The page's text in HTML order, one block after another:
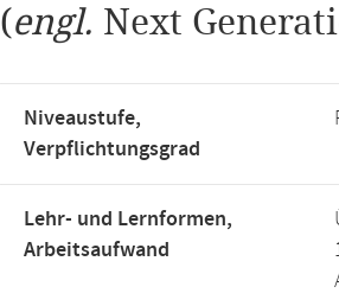
(engl. Next
Niveaustufe,
Verpflichtungsgrad
Lehr- und Lernformen,
Arbeitsaufwand